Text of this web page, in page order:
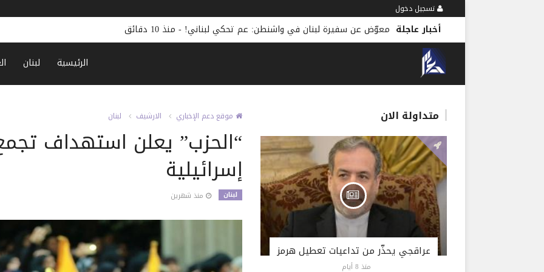
تسجيل دخول
أخبار عاجلة معوّض عن سفيرة لبنان في واشنطن: عم تحكي لبناني! - منذ 10 دقائق
الرئيسية لبنان
موقع دعم الإخباري الارشيف لبنان
“الحزب” يعلن استهداف
إسرائيلية
لبنان منذ شهرين
متداولة الان
عراقجي يحذّر من تداعيات تعطيل هرمز
منذ 8 أيام